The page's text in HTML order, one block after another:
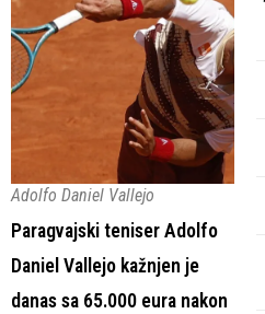
Adolfo Daniel Vallejo
Paragvajski teniser Adolfo
Daniel Vallejo kažnjen je
danas sa 65.000 eura nakon